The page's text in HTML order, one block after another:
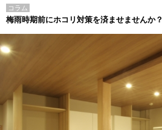
コラム
梅雨時期前にホコリ対策を済ませませんか？